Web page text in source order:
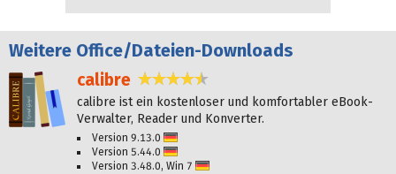
Weitere Office/Dateien-Downloads
calibre 4,6 Sterne
calibre ist ein kostenloser und komfortabler eBook-
Verwalter, Reader und Konverter.
Version 9.13.0
Version 5.44.0
Version 3.48.0, Win 7